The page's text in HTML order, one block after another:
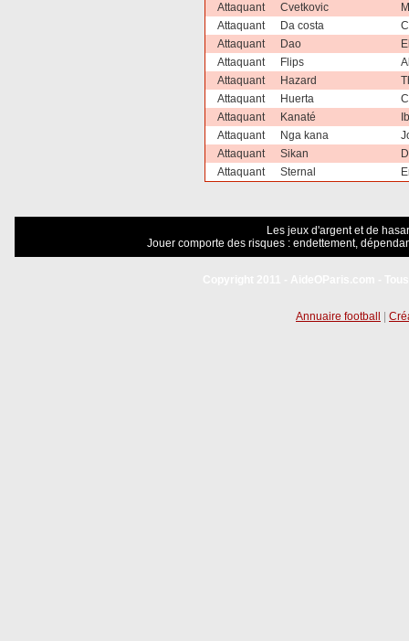
Attaquant
Cvetkovic
Attaquant
Da costa
Attaquant
Dao
Attaquant
Flips
Attaquant
Hazard
Attaquant
Huerta
Attaquant
Kanaté
Attaquant
Nga kana
Attaquant
Sikan
Attaquant
Sternal
Les jeux d'argent et de
Jouer comporte des risques : endettement,
Annuaire football